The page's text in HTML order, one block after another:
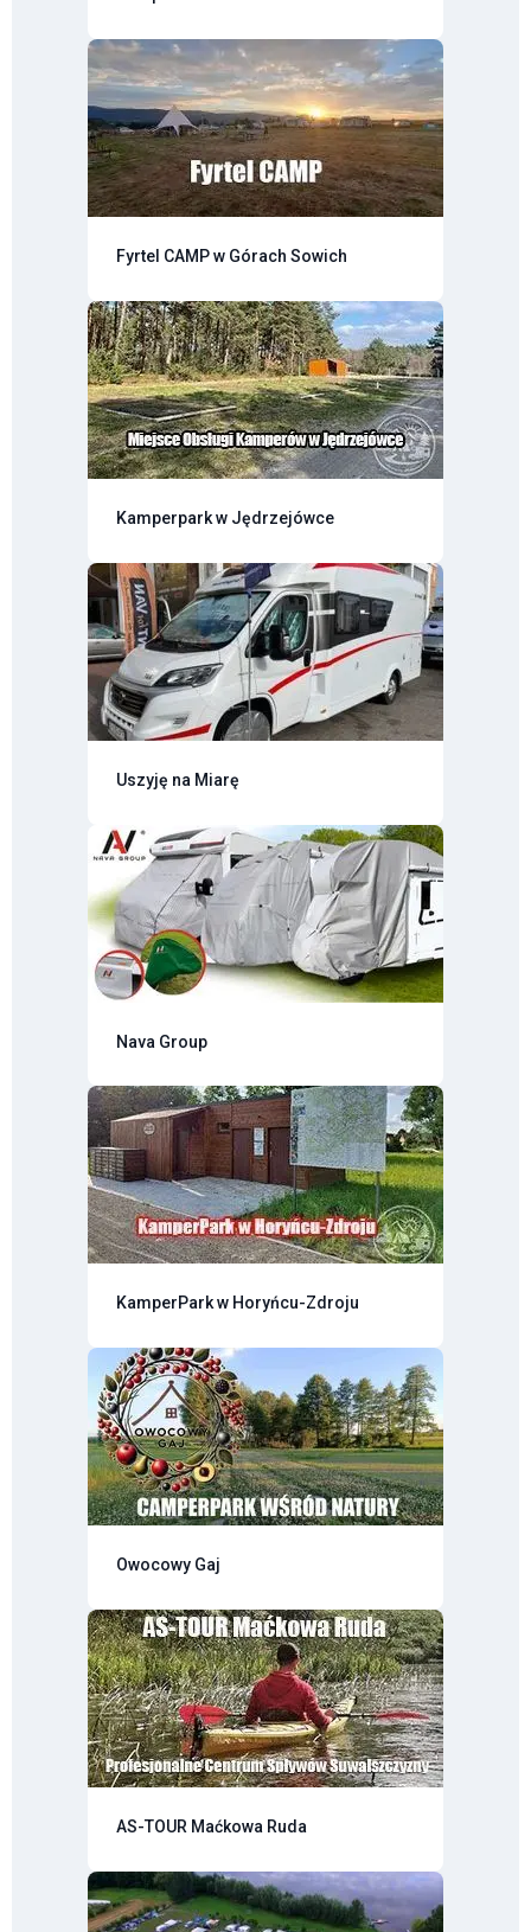
Fyrtel CAMP w Górach Sowich
Kamperpark w Jędrzejówce
Uszyję na Miarę
Nava Group
KamperPark w Horyńcu-Zdroju
Owocowy Gaj
AS-TOUR Maćkowa Ruda